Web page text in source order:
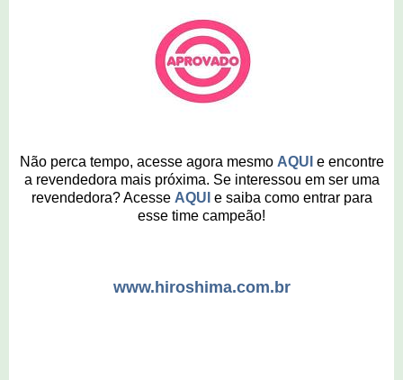
Não perca tempo, acesse agora mesmo AQUI e encontre
a revendedora mais próxima. Se interessou em ser uma
revendedora? Acesse AQUI e saiba como entrar para
esse time campeão!
www.hiroshima.com.br